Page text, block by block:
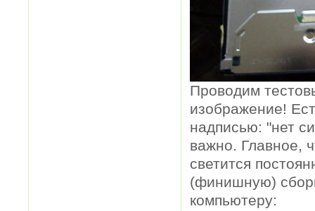
Проводим
изображение!
надписью: "нет
важно. Главное,
светится
(финишную)
компьютеру: